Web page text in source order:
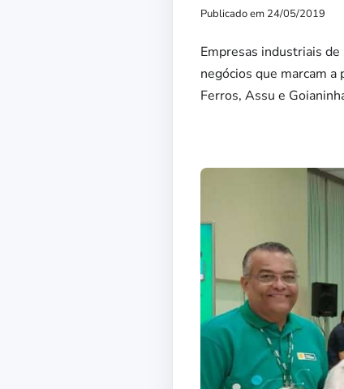
Publicado em 24/05/2019
Empresas industriais
negócios que marcam a
Ferros, Assu e